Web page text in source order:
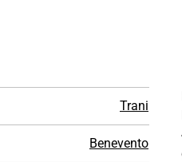
Trani
Benevento